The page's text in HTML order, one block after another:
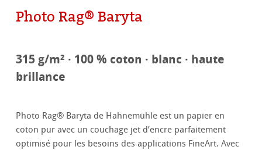
Photo Rag® Baryta
315 g/m² · 100 % coton · blanc · haute
brillance
Photo Rag® Baryta de Hahnemühle est un papier en
coton pur avec un couchage jet d’encre parfaitement
optimisé pour les besoins des applications FineArt. Avec